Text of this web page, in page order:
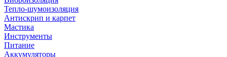
Тепло-шумоизоляция
Антискрип и карпет
Мастика
Инструменты
Питание
Аккумуляторы